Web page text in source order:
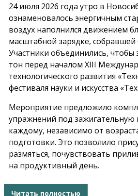
24 июля 2026 года утро в
ознаменовалось энергичным
воздух наполнился движением
масштабной зарядке, собравшей
Участники объединились, чтобы
тон перед началом XIII
технологического развития
фестиваля науки и искусства
Мероприятие предложило
упражнений под зажигательную
каждому, независимо от
подготовки. Это позволило
размяться, почувствовать
на продуктивный день.
Читать полностью